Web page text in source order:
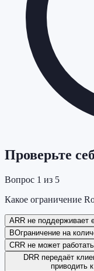
Проверьте
Вопрос 1 из 5
Какое ограничение
ARR не поддерживает
BОграничение на
CRR не может
DRR передаёт
приводить